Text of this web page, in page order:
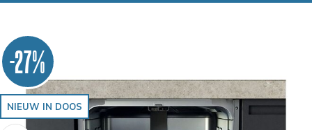
-27%
NIEUW IN DOOS